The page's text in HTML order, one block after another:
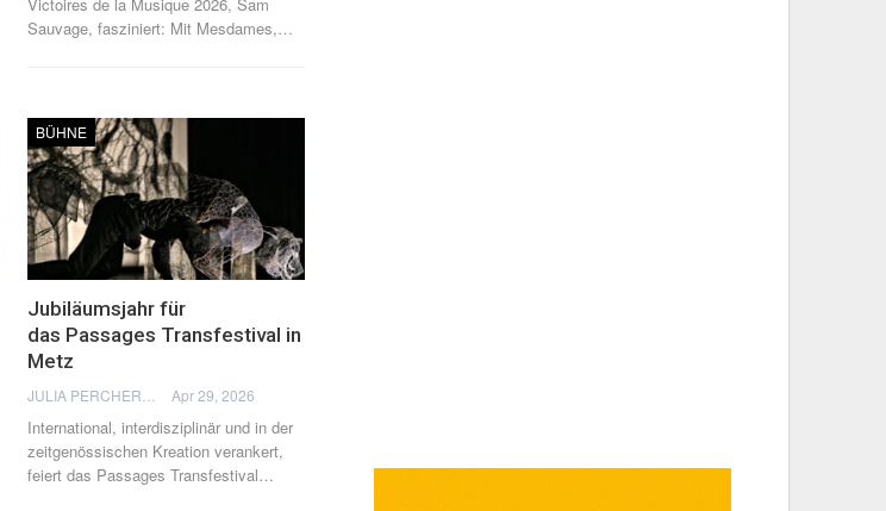
Victoires de la Musique 2026, Sam
Sauvage, fasziniert: Mit Mesdames,…
BÜHNE
Jubiläumsjahr für
das Passages Transfestival in
Metz
Apr 29, 2026
International, interdisziplinär und in der
zeitgenössischen Kreation verankert,
feiert das Passages Transfestival…